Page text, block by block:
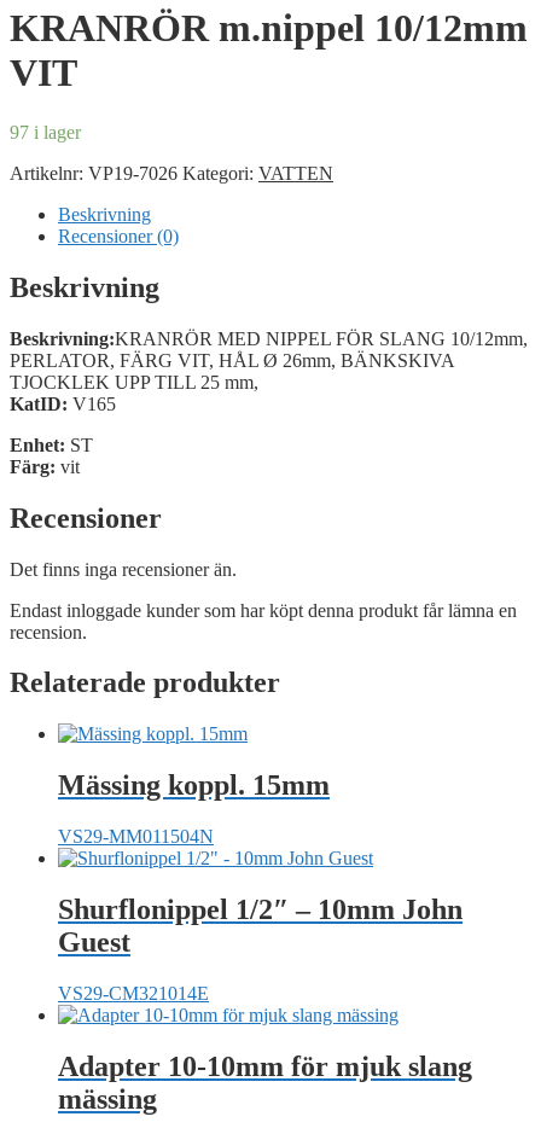
KRANRÖR m.nippel 10/12mm
VIT
97 i lager
Artikelnr: VP19-7026 Kategori: VATTEN
Beskrivning
Recensioner (0)
Beskrivning
Beskrivning:KRANRÖR MED NIPPEL FÖR SLANG 10/12mm,
PERLATOR, FÄRG VIT, HÅL Ø 26mm, BÄNKSKIVA
TJOCKLEK UPP TILL 25 mm,
KatID: V165
Enhet: ST
Färg: vit
Recensioner
Det finns inga recensioner än.
Endast inloggade kunder som har köpt denna produkt får lämna en
recension.
Relaterade produkter
Mässing koppl. 15mm
VS29-MM011504N
Shurflonippel 1/2″ – 10mm John
Guest
VS29-CM321014E
Adapter 10-10mm för mjuk slang
mässing